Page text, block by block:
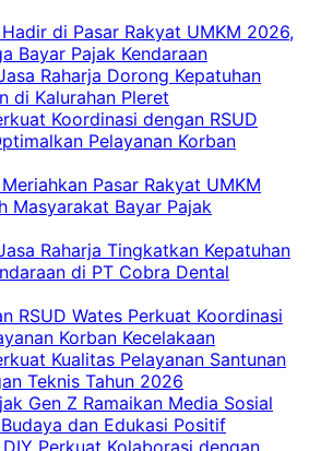
di Pasar Rakyat UMKM 2026,
Bayar Pajak Kendaraan
Raharja Dorong Kepatuhan
di Kalurahan Pleret
Koordinasi dengan RSUD
Pelayanan Korban
Pasar Rakyat UMKM
Masyarakat Bayar Pajak
Raharja Tingkatkan Kepatuhan
di PT Cobra Dental
RSUD Wates Perkuat Koordinasi
Korban Kecelakaan
Kualitas Pelayanan Santunan
Teknis Tahun 2026
Gen Z Ramaikan Media Sosial
dan Edukasi Positif
DIY Perkuat Kolaborasi dengan